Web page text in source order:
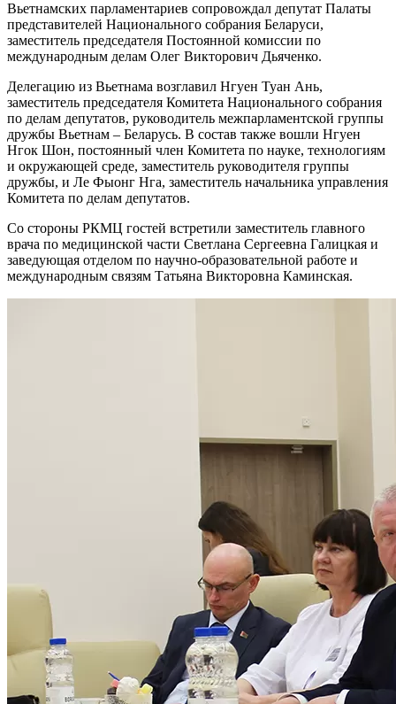
Вьетнамских парламентариев сопровождал депутат Палаты
представителей Национального собрания Беларуси,
заместитель председателя Постоянной комиссии по
международным делам Олег Викторович Дьяченко.
Делегацию из Вьетнама возглавил Нгуен Туан Ань,
заместитель председателя Комитета Национального собрания
по делам депутатов, руководитель межпарламентской группы
дружбы Вьетнам – Беларусь. В состав также вошли Нгуен
Нгок Шон, постоянный член Комитета по науке, технологиям
и окружающей среде, заместитель руководителя группы
дружбы, и Ле Фыонг Нга, заместитель начальника управления
Комитета по делам депутатов.
Со стороны РКМЦ гостей встретили заместитель главного
врача по медицинской части Светлана Сергеевна Галицкая и
заведующая отделом по научно-образовательной работе и
международным связям Татьяна Викторовна Каминская.